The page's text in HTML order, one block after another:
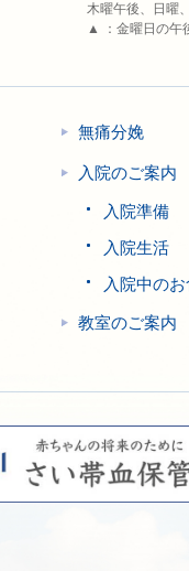
木曜午後、日曜
▲ ：金曜日の午
無痛分娩
入院のご案内
入院準備
入院生活
入院中の
教室のご案内